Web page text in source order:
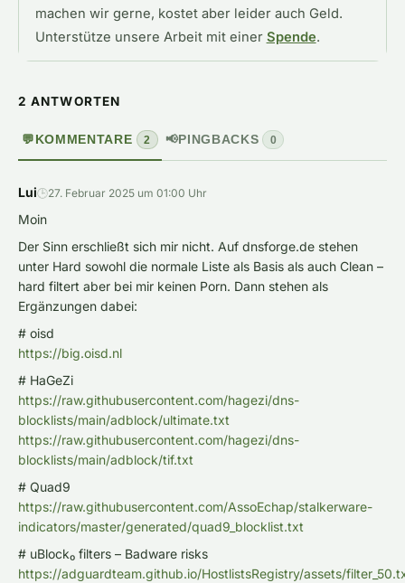
machen wir gerne, kostet aber leider auch Geld.
Unterstütze unsere Arbeit mit einer Spende.
2 ANTWORTEN
💬 KOMMENTARE 2 📢 PINGBACKS 0
Lui🕒27. Februar 2025 um 01:00 Uhr
Moin
Der Sinn erschließt sich mir nicht. Auf dnsforge.de stehen
unter Hard sowohl die normale Liste als Basis als auch Clean –
hard filtert aber bei mir keinen Porn. Dann stehen als
Ergänzungen dabei:
# oisd
https://big.oisd.nl
# HaGeZi
https://raw.githubusercontent.com/hagezi/dns-
blocklists/main/adblock/ultimate.txt
https://raw.githubusercontent.com/hagezi/dns-
blocklists/main/adblock/tif.txt
# Quad9
https://raw.githubusercontent.com/AssoEchap/stalkerware-
indicators/master/generated/quad9_blocklist.txt
# uBlock₀ filters – Badware risks
https://adguardteam.github.io/HostlistsRegistry/assets/